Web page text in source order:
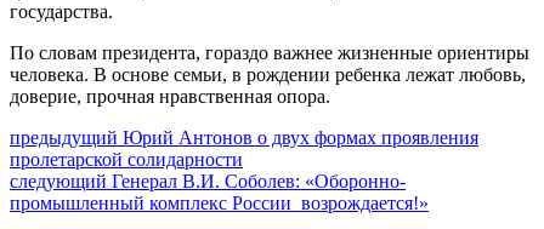
государства.
По словам президента, гораздо важнее жизненные ориентиры
человека. В основе семьи, в рождении ребенка лежат любовь,
доверие, прочная нравственная опора.
Навигация
по
записям
предыдущий Предыдущий
пост:
Юрий Антонов о двух формах проявления
пролетарской солидарности
следующий Следующее
сообщение:
Генерал В.И. Соболев: «Оборонно-
промышленный комплекс России возрождается!»